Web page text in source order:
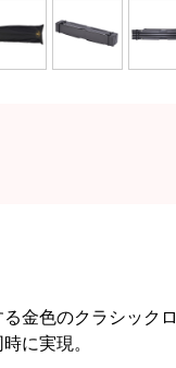
金色のクラシック
に実現。